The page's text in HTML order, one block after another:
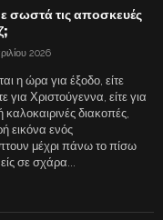
σωστά τις αποσκευές
2026
η ώρα για έξοδο, είτε
για Χριστούγεννα, είτε για
διακοπές,
εικόνα ενός
μέχρι πάνω το πίσω
σε σχάρα...